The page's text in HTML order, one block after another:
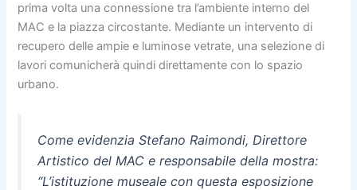
prima volta una connessione tra l’ambiente interno del
MAC e la piazza circostante. Mediante un intervento di
recupero delle ampie e luminose vetrate, una selezione di
lavori comunicherà quindi direttamente con lo spazio
urbano.
Come evidenzia Stefano Raimondi, Direttore
Artistico del MAC e responsabile della mostra:
“L’istituzione museale con questa esposizione